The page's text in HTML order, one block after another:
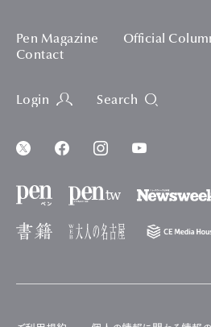
Pen Magazine Official
Contact
Login Search